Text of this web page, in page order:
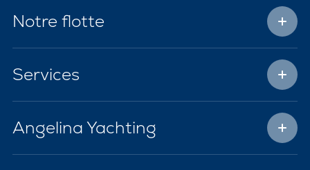
Notre flotte
Services
Angelina Yachting